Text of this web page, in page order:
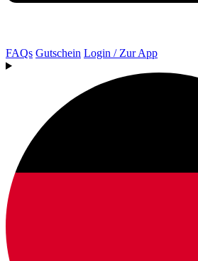
FAQs Gutschein Login / Zur App